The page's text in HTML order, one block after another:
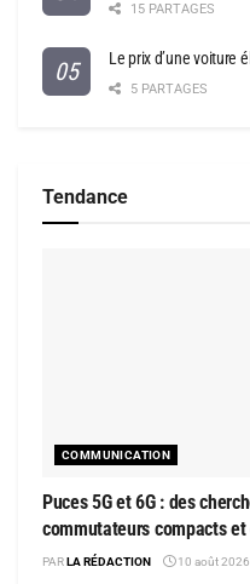
15 PARTAGES
Le prix d’une voiture
5 PARTAGES
Tendance
COMMUNICATION
Puces 5G et 6G : des
commutateurs compacts
PARLA RÉDACTION 10 août 2026